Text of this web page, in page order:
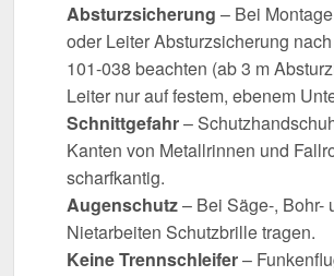
Absturzsicherung – Bei
oder Leiter Absturzsicherung
101-038 beachten (ab 3 m
Leiter nur auf festem, ebenem
Schnittgefahr–
Kanten von Metallrinnen und
scharfkantig.
Augenschutz– Bei Säge-, Bohr-
Nietarbeiten Schutzbrille tragen.
Keine Trennschleifer–